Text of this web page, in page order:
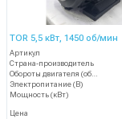
TOR 5,5 кВт, 1450 об/мин
Артикул
Страна-производитель
Обороты двигателя (об/мин)
Электропитание (В)
Мощность (кВт)
Цена